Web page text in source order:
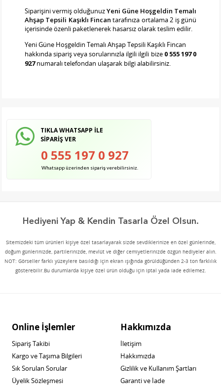
Siparişini vermiş olduğunuzYeni Güne Hoşgeldin Temalı
Ahşap Tepsili Kaşıklı Fincan tarafınıza ortalama 2 iş günü
içerisinde özenli paketlenerek hasarsız olarak teslim edilir.
Yeni Güne Hoşgeldin Temalı Ahşap Tepsili Kaşıklı Fincan
hakkında sipariş veya sorularınızla ilgili ilgili bize 0 555 197 0
927numaralı telefondan ulaşarak bilgi alabilirsiniz.
TIKLA WHATSAPP İLE
SİPARİŞ VER
0 555 197 0 927
Whatsapp üzerinden sipariş verebilirsiniz.
Hediyeni Yap & Kendin Tasarla Özel Olsun.
Sitemizdeki tüm ürünleri kişiye özel tasarlayarak sizde sevdiklerinize en özel günlerinde,
doğum günlerinizde, partilerinizde, mevlüt ve diğer cemiyetlerinizde özgün hediyeler alın.
NOT: Görseller farklı yüzeylere basıldığı için ekran ışığında görüldüğünden 2-3 ton farklılık
gösterebilir.Bu durumlarda kişiye özel ürün olduğu için iptal yada iade edilemez.
Online İşlemler
Sipariş Takibi
Kargo ve Taşıma Bilgileri
Sık Sorulan Sorular
Üyelik Sözleşmesi
Hakkımızda
İletişim
Hakkımızda
Gizlilik ve Kullanım Şartları
Garanti ve İade